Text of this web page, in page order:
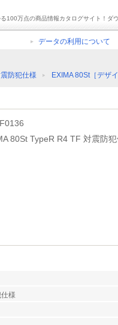
100万点の商品情報カタログサイト！ダ
データの利用について
防犯仕様 EXIMA 80St［デザイ
80St TypeR R4 TF 対震防
様